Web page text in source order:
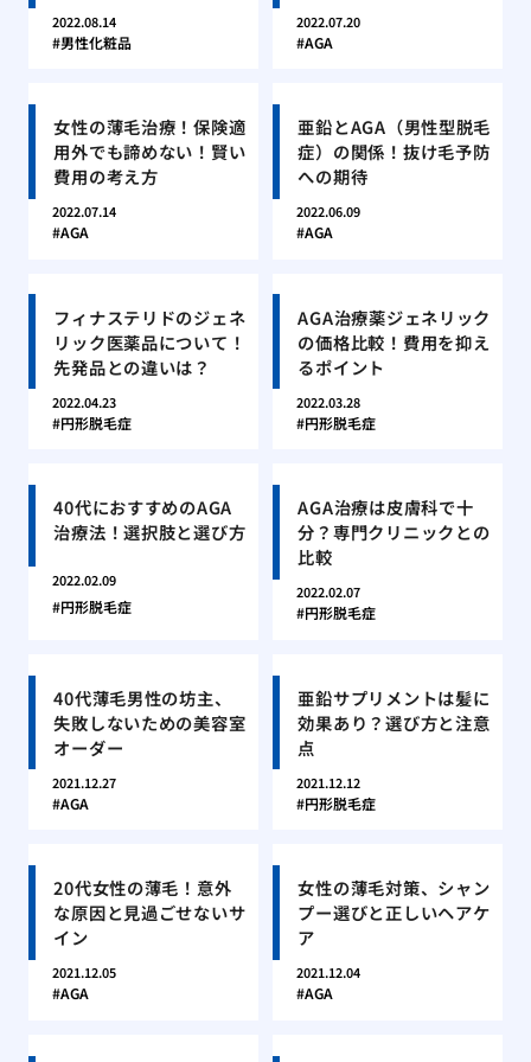
2022.08.14
男性化粧品
2022.07.20
AGA
女性の薄毛治療！保険適
用外でも諦めない！賢い
費用の考え方
2022.07.14
AGA
亜鉛とAGA（男性型脱毛
症）の関係！抜け毛予防
への期待
2022.06.09
AGA
フィナステリドのジェネ
リック医薬品について！
先発品との違いは？
2022.04.23
円形脱毛症
AGA治療薬ジェネリック
の価格比較！費用を抑え
るポイント
2022.03.28
円形脱毛症
40代におすすめのAGA
治療法！選択肢と選び方
2022.02.09
円形脱毛症
AGA治療は皮膚科で十
分？専門クリニックとの
比較
2022.02.07
円形脱毛症
40代薄毛男性の坊主、
失敗しないための美容室
オーダー
2021.12.27
AGA
亜鉛サプリメントは髪に
効果あり？選び方と注意
点
2021.12.12
円形脱毛症
20代女性の薄毛！意外
な原因と見過ごせないサ
イン
2021.12.05
AGA
女性の薄毛対策、シャン
プー選びと正しいヘアケ
ア
2021.12.04
AGA